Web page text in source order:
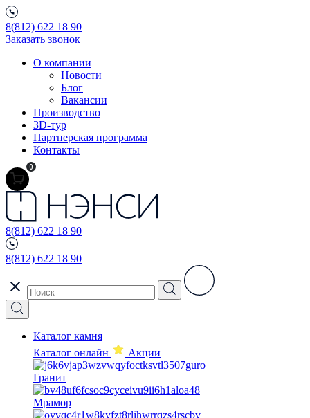
8(812) 622 18 90
Заказать звонок
О компании
Новости
Блог
Вакансии
Производство
3D-тур
Партнерская программа
Контакты
0
8(812) 622 18 90
8(812) 622 18 90
Каталог камня
Каталог онлайн
Акции
Гранит
Мрамор